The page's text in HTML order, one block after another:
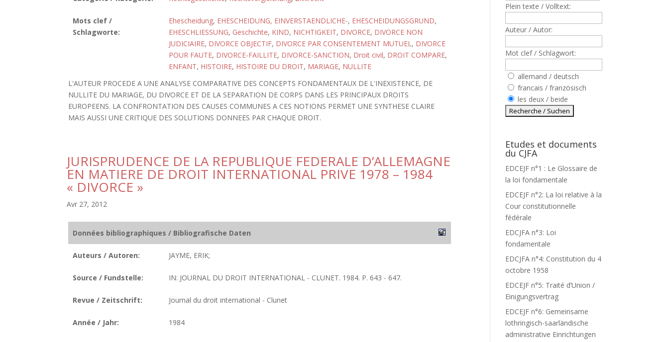
Mots clef /
Schlagworte:
Ehescheidung, EHESCHEIDUNG, EINVERSTAENDLICHE-, EHESCHEIDUNGSGRUND,
EHESCHLIESSUNG, Geschichte, KIND, NICHTIGKEIT, DIVORCE, DIVORCE NON
JUDICIAIRE, DIVORCE OBJECTIF, DIVORCE PAR CONSENTEMENT MUTUEL, DIVORCE
POUR FAUTE, DIVORCE-FAILLITE, DIVORCE-SANCTION, Droit civil, DROIT COMPARE,
ENFANT, HISTOIRE, HISTOIRE DU DROIT, MARIAGE, NULLITE
L'AUTEUR PROCEDE A UNE ANALYSE COMPARATIVE DES CONCEPTS FONDAMENTAUX DE L'INEXISTENCE, DE
NULLITE DU MARIAGE, DU DIVORCE ET DE LA SEPARATION DE CORPS DANS LES PRINCIPAUX DROITS
EUROPEENS. LA CONFRONTATION DES CAUSES COMMUNES A CES NOTIONS PERMET UNE SYNTHESE CLAIRE
MAIS AUSSI UNE CRITIQUE DES SOLUTIONS DONNEES PAR CHAQUE DROIT.
JURISPRUDENCE DE LA REPUBLIQUE FEDERALE D’ALLEMAGNE
EN MATIERE DE DROIT INTERNATIONAL PRIVE 1978 – 1984
« DIVORCE »
Avr 27, 2012
Données bibliographiques / Bibliografische Daten
Auteurs / Autoren: JAYME, ERIK;
Source / Fundstelle: IN: JOURNAL DU DROIT INTERNATIONAL - CLUNET. 1984. P. 643 - 647.
Revue / Zeitschrift: Journal du droit international - Clunet
Année / Jahr: 1984
Plein texte / Volltext:
Auteur / Autor:
Mot clef / Schlagwort:
allemand / deutsch
francais / französisch
les deux / beide
Etudes et documents
du CJFA
EDCEJF n°1 : Le Glossaire de
la loi fondamentale
EDCEJF n°2: La loi relative à la
Cour constitutionnelle
fédérale
EDCJFA n°3: Loi
fondamentale
EDCJFA n°4: Constitution du 4
octobre 1958
EDCEJF n°5: Traité d’Union /
Einigungsvertrag
EDCEJF n°6: Gemeinsame
lothringisch-saarländische
administrative Einrichtungen